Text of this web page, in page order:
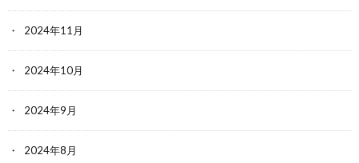
2024年11月
2024年10月
2024年9月
2024年8月